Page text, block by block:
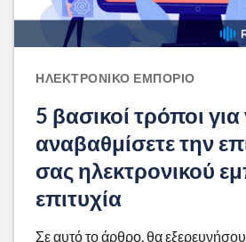
ΗΛΕΚΤΡΟΝΙΚΌ ΕΜΠΌΡΙΟ
5 βασικοί τρόποι
αναβαθμίσετε την
σας ηλεκτρονικού
επιτυχία
Σε αυτό το άρθρο, θα